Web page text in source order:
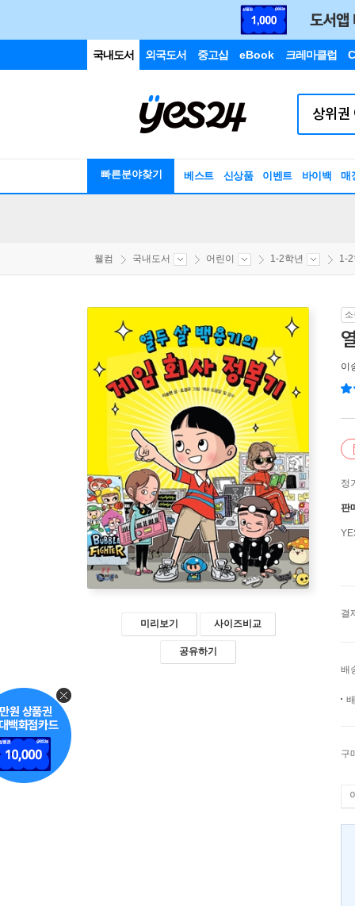
국내도서 외국도서 중고샵 eBook 크레마클럽
빠른분야찾기 베스트 신상품 이벤트 바이백 매
웰컴 국내도서 어린이 1-2학년 1-
미리보기 사이즈비교
공유하기
이
정
판
결
배
구